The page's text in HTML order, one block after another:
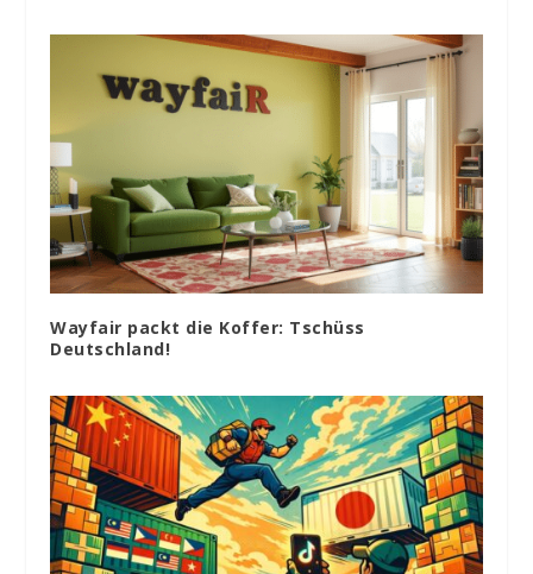
Wayfair packt die Koffer: Tschüss
Deutschland!